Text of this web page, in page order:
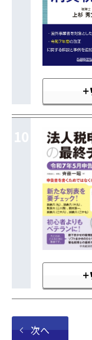
10
次へ